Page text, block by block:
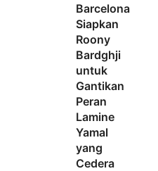
Barcelona
Siapkan
Roony
Bardghji
untuk
Gantikan
Peran
Lamine
Yamal
yang
Cedera